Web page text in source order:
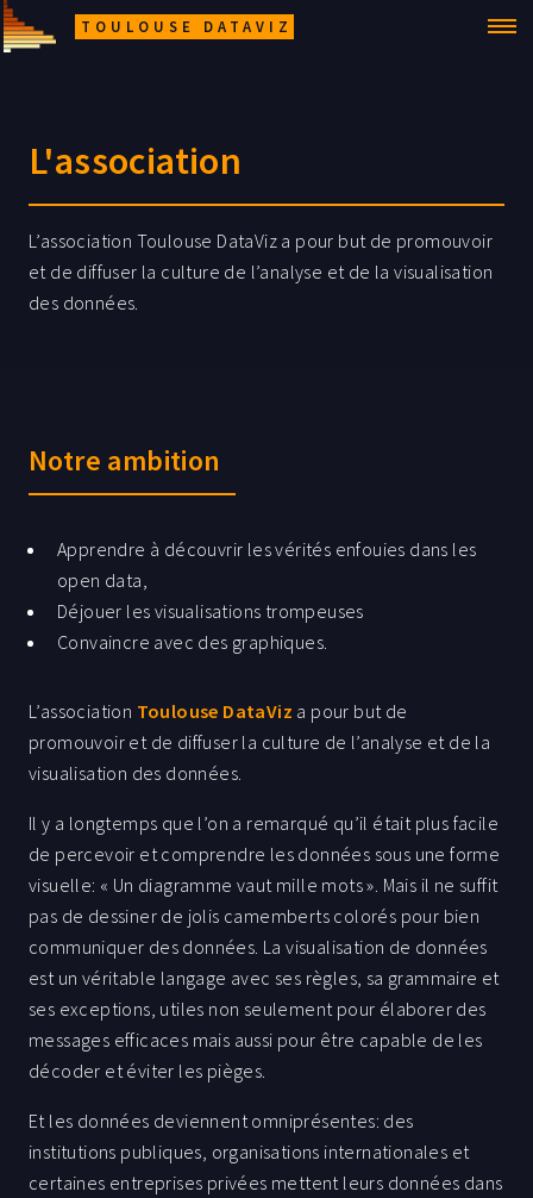
TOULOUSE DATAVIZ
L'association
L’association Toulouse DataViz a pour but de promouvoir
et de diffuser la culture de l’analyse et de la visualisation
des données.
Notre ambition
Apprendre à découvrir les vérités enfouies dans les
open data,
Déjouer les visualisations trompeuses
Convaincre avec des graphiques.
L’association Toulouse DataViz a pour but de
promouvoir et de diffuser la culture de l’analyse et de la
visualisation des données.
Il y a longtemps que l’on a remarqué qu’il était plus facile
de percevoir et comprendre les données sous une forme
visuelle: « Un diagramme vaut mille mots ». Mais il ne suffit
pas de dessiner de jolis camemberts colorés pour bien
communiquer des données. La visualisation de données
est un véritable langage avec ses règles, sa grammaire et
ses exceptions, utiles non seulement pour élaborer des
messages efficaces mais aussi pour être capable de les
décoder et éviter les pièges.
Et les données deviennent omniprésentes: des
institutions publiques, organisations internationales et
certaines entreprises privées mettent leurs données dans